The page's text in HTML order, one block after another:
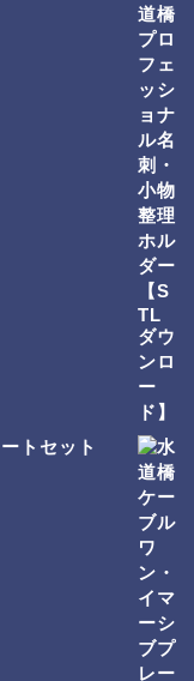
トセット